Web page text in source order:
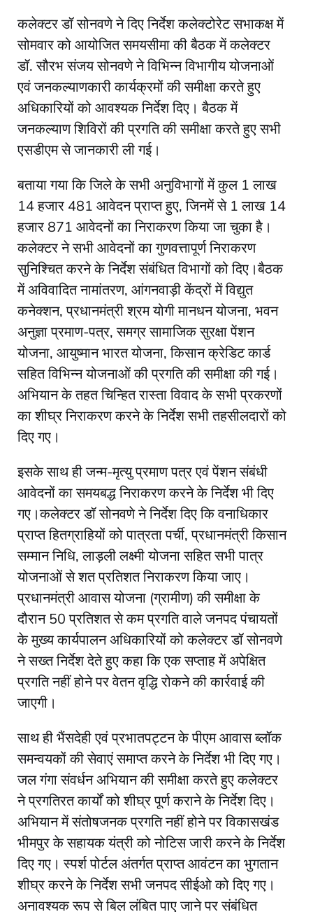
कलेक्टर डॉ सोनवणे ने दिए निर्देश कलेक्टोरेट सभाकक्ष में
सोमवार को आयोजित समयसीमा की बैठक में कलेक्टर
डॉ. सौरभ संजय सोनवणे ने विभिन्न विभागीय योजनाओं
एवं जनकल्याणकारी कार्यक्रमों की समीक्षा करते हुए
अधिकारियों को आवश्यक निर्देश दिए। बैठक में
जनकल्याण शिविरों की प्रगति की समीक्षा करते हुए सभी
एसडीएम से जानकारी ली गई।
बताया गया कि जिले के सभी अनुविभागों में कुल 1 लाख
14 हजार 481 आवेदन प्राप्त हुए, जिनमें से 1 लाख 14
हजार 871 आवेदनों का निराकरण किया जा चुका है।
कलेक्टर ने सभी आवेदनों का गुणवत्तापूर्ण निराकरण
सुनिश्चित करने के निर्देश संबंधित विभागों को दिए।बैठक
में अविवादित नामांतरण, आंगनवाड़ी केंद्रों में विद्युत
कनेक्शन, प्रधानमंत्री श्रम योगी मानधन योजना, भवन
अनुज्ञा प्रमाण-पत्र, समग्र सामाजिक सुरक्षा पेंशन
योजना, आयुष्मान भारत योजना, किसान क्रेडिट कार्ड
सहित विभिन्न योजनाओं की प्रगति की समीक्षा की गई।
अभियान के तहत चिन्हित रास्ता विवाद के सभी प्रकरणों
का शीघ्र निराकरण करने के निर्देश सभी तहसीलदारों को
दिए गए।
इसके साथ ही जन्म-मृत्यु प्रमाण पत्र एवं पेंशन संबंधी
आवेदनों का समयबद्ध निराकरण करने के निर्देश भी दिए
गए।कलेक्टर डॉ सोनवणे ने निर्देश दिए कि वनाधिकार
प्राप्त हितग्राहियों को पात्रता पर्ची, प्रधानमंत्री किसान
सम्मान निधि, लाड़ली लक्ष्मी योजना सहित सभी पात्र
योजनाओं से शत प्रतिशत निराकरण किया जाए।
प्रधानमंत्री आवास योजना (ग्रामीण) की समीक्षा के
दौरान 50 प्रतिशत से कम प्रगति वाले जनपद पंचायतों
के मुख्य कार्यपालन अधिकारियों को कलेक्टर डॉ सोनवणे
ने सख्त निर्देश देते हुए कहा कि एक सप्ताह में अपेक्षित
प्रगति नहीं होने पर वेतन वृद्धि रोकने की कार्रवाई की
जाएगी।
साथ ही भैंसदेही एवं प्रभातपट्टन के पीएम आवास ब्लॉक
समन्वयकों की सेवाएं समाप्त करने के निर्देश भी दिए गए।
जल गंगा संवर्धन अभियान की समीक्षा करते हुए कलेक्टर
ने प्रगतिरत कार्यों को शीघ्र पूर्ण कराने के निर्देश दिए।
अभियान में संतोषजनक प्रगति नहीं होने पर विकासखंड
भीमपुर के सहायक यंत्री को नोटिस जारी करने के निर्देश
दिए गए। स्पर्श पोर्टल अंतर्गत प्राप्त आवंटन का भुगतान
शीघ्र करने के निर्देश सभी जनपद सीईओ को दिए गए।
अनावश्यक रूप से बिल लंबित पाए जाने पर संबंधित